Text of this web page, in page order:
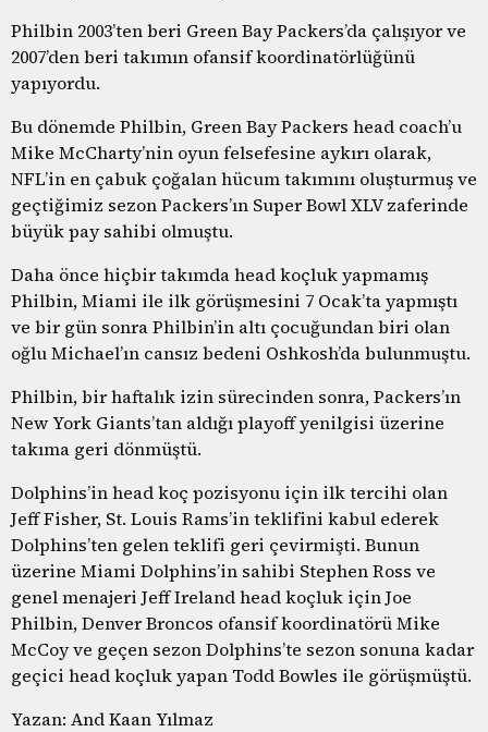
Philbin 2003’ten beri Green Bay Packers’da çalışıyor ve
2007’den beri takımın ofansif koordinatörlüğünü
yapıyordu.
Bu dönemde Philbin, Green Bay Packers head coach’u
Mike McCharty’nin oyun felsefesine aykırı olarak,
NFL’in en çabuk çoğalan hücum takımını oluşturmuş ve
geçtiğimiz sezon Packers’ın Super Bowl XLV zaferinde
büyük pay sahibi olmuştu.
Daha önce hiçbir takımda head koçluk yapmamış
Philbin, Miami ile ilk görüşmesini 7 Ocak’ta yapmıştı
ve bir gün sonra Philbin’in altı çocuğundan biri olan
oğlu Michael’ın cansız bedeni Oshkosh’da bulunmuştu.
Philbin, bir haftalık izin sürecinden sonra, Packers’ın
New York Giants’tan aldığı playoff yenilgisi üzerine
takıma geri dönmüştü.
Dolphins’in head koç pozisyonu için ilk tercihi olan
Jeff Fisher, St. Louis Rams’in teklifini kabul ederek
Dolphins’ten gelen teklifi geri çevirmişti. Bunun
üzerine Miami Dolphins’in sahibi Stephen Ross ve
genel menajeri Jeff Ireland head koçluk için Joe
Philbin, Denver Broncos ofansif koordinatörü Mike
McCoy ve geçen sezon Dolphins’te sezon sonuna kadar
geçici head koçluk yapan Todd Bowles ile görüşmüştü.
Yazan: And Kaan Yılmaz